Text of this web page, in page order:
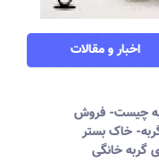
اخبار و مقالات
چیست- فروش
خاک بستر